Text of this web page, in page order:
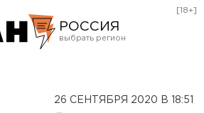
РОССИЯ
[18+]
26 СЕНТЯБРЯ 2020 В 18:51